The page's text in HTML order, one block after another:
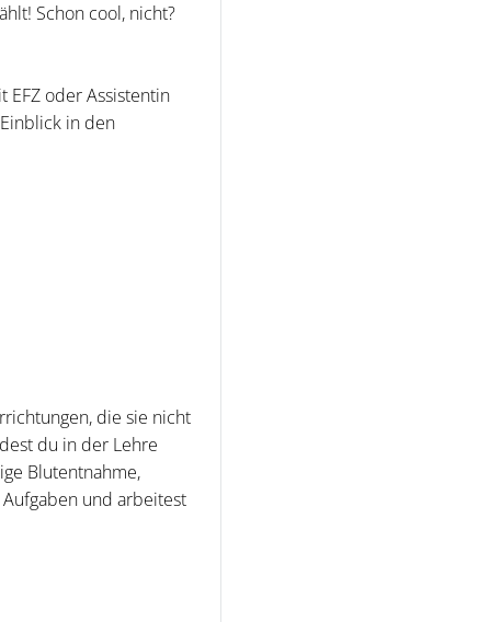
Schon cool, nicht?
EFZ oder Assistentin
in den
die sie nicht
du in der Lehre
Blutentnahme,
und arbeitest